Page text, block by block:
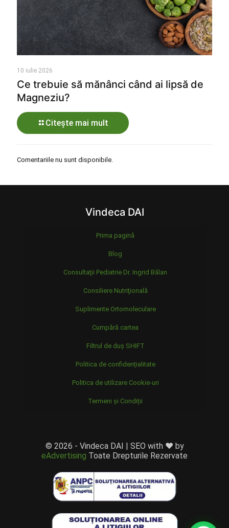
10 iulie 2026
Ce trebuie să mănânci când ai lipsă de
Magneziu?
Citește mai mult
Comentariile nu sunt disponibile.
Vindeca DAI
Prima pagină
Blog
Consultaţii Pediatrie Dr. Ingrid Bălan
Consiliere Nutriţională
Suplimente Ortomoleculare
Cumpără cartea
Filtrul de duș SHIFT
Politica de confidențialitate
Politica de utilizare Cookie-uri
Termeni și Condiții
© 2026 - Vindeca DAI | SEO with ❤️ by
eAdvertising Toate Drepturile Rezervate